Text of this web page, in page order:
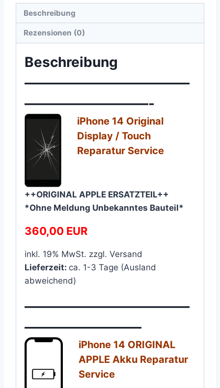
Beschreibung
Rezensionen (0)
Beschreibung
————————————
—————————-
iPhone 14 Original
Display / Touch
Reparatur Service​
++ORIGINAL APPLE ERSATZTEIL++
*Ohne Meldung Unbekanntes Bauteil*
360,00 EUR
inkl. 19% MwSt. zzgl. Versand
Lieferzeit: ca. 1-3 Tage (Ausland
abweichend)
————————————
————————–
iPhone 14 ORIGINAL
APPLE Akku Reparatur
Service​